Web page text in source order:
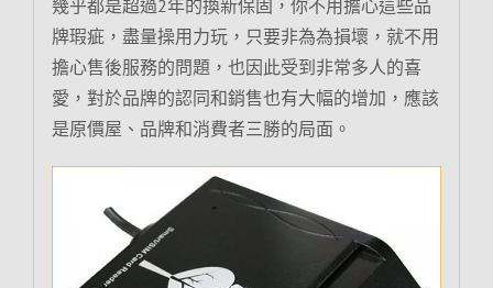
幾乎都是超過2年的換新保固，你不用擔心這些品
牌瑕疵，盡量操用力玩，只要非為為損壞，就不用
擔心售後服務的問題，也因此受到非常多人的喜
愛，對於品牌的認同和銷售也有大幅的增加，應該
是原價屋、品牌和消費者三勝的局面。